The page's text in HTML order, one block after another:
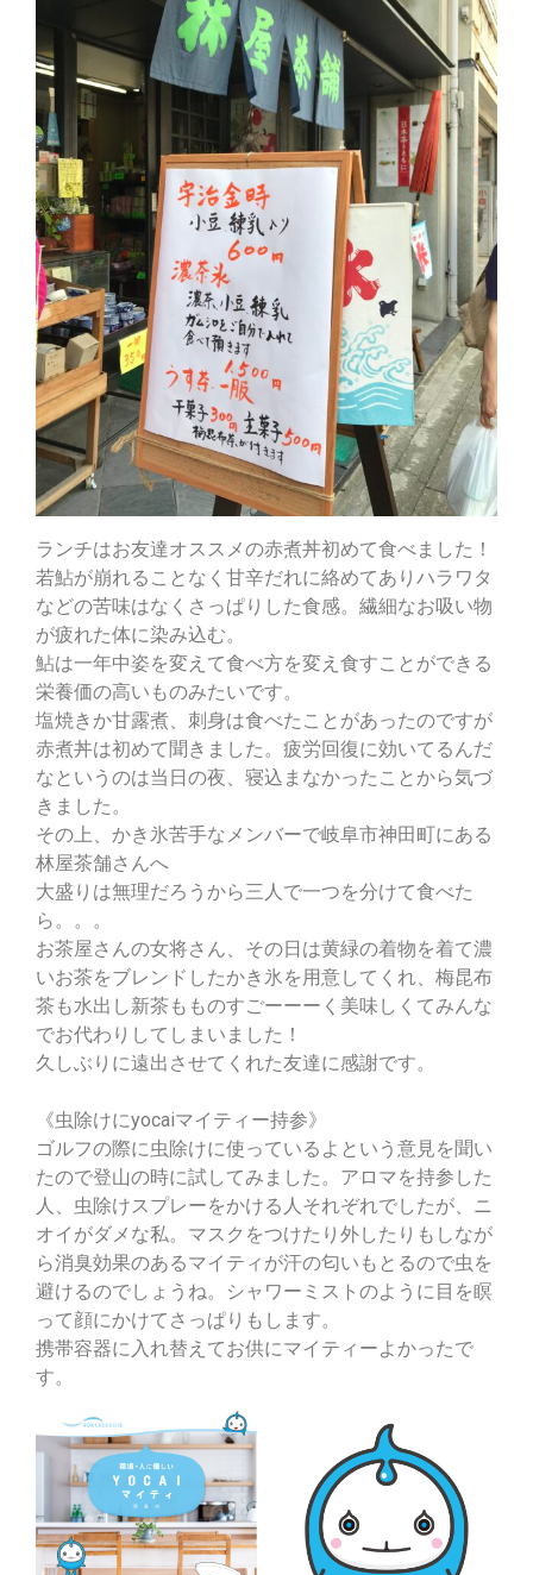
ランチはお友達オススメの赤煮丼初めて食べました！
若鮎が崩れることなく甘辛だれに絡めてありハラワタ
などの苦味はなくさっぱりした食感。繊細なお吸い物
が疲れた体に染み込む。
鮎は一年中姿を変えて食べ方を変え食すことができる
栄養価の高いものみたいです。
塩焼きか甘露煮、刺身は食べたことがあったのですが
赤煮丼は初めて聞きました。疲労回復に効いてるんだ
なというのは当日の夜、寝込まなかったことから気づ
きました。
その上、かき氷苦手なメンバーで岐阜市神田町にある
林屋茶舗さんへ
大盛りは無理だろうから三人で一つを分けて食べた
ら。。。
お茶屋さんの女将さん、その日は黄緑の着物を着て濃
いお茶をブレンドしたかき氷を用意してくれ、梅昆布
茶も水出し新茶もものすごーーーく美味しくてみんな
でお代わりしてしまいました！
久しぶりに遠出させてくれた友達に感謝です。
《虫除けにyocaiマイティー持参》
ゴルフの際に虫除けに使っているよという意見を聞い
たので登山の時に試してみました。アロマを持参した
人、虫除けスプレーをかける人それぞれでしたが、ニ
オイがダメな私。マスクをつけたり外したりもしなが
ら消臭効果のあるマイティが汗の匂いもとるので虫を
避けるのでしょうね。シャワーミストのように目を瞑
って顔にかけてさっぱりもします。
携帯容器に入れ替えてお供にマイティーよかったで
す。